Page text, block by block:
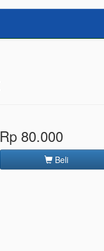
Rp 80.000
Beli